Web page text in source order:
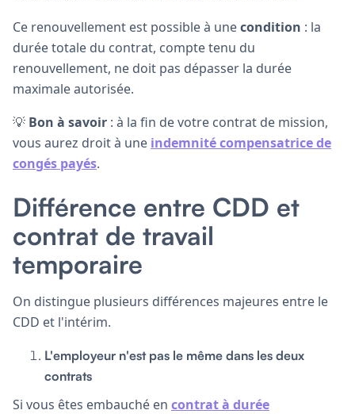
Ce renouvellement est possible à unecondition : la
durée totale du contrat, compte tenu du
renouvellement, ne doit pas dépasser la durée
maximale autorisée.
💡 Bon à savoir : à la fin de votre contrat de mission,
vous aurez droit à une indemnité compensatrice de
congés payés.
Différence entre CDD et
contrat de travail
temporaire
On distingue plusieurs différences majeures entre le
CDD et l'intérim.
L'employeur n'est pas le même dans les deux
contrats
Si vous êtes embauché en contrat à durée